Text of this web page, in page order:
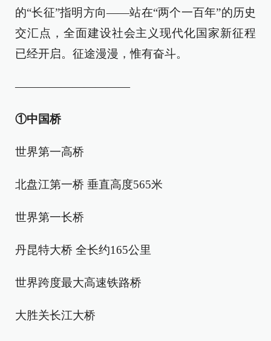
的“长征”指明方向——站在“两个一百年”的历史
交汇点，全面建设社会主义现代化国家新征程
已经开启。征途漫漫，惟有奋斗。
——————————
①中国桥
世界第一高桥
北盘江第一桥 垂直高度565米
世界第一长桥
丹昆特大桥 全长约165公里
世界跨度最大高速铁路桥
大胜关长江大桥